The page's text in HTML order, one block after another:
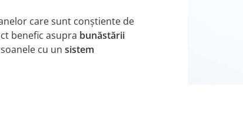
care sunt conștiente de
benefic asupra bunăstării
cu un sistem